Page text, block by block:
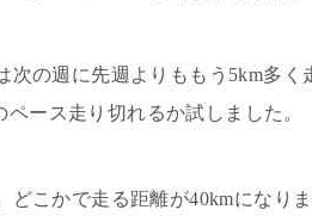
次の週に先週よりももう 5km多く
ペース走り切れるか試しました。
どこかで走る距離が40kmになり